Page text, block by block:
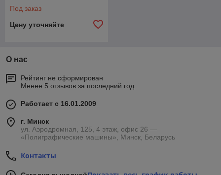
Под заказ
Цену уточняйте
О нас
Рейтинг не сформирован
Менее 5 отзывов за последний год
Работает с 16.01.2009
г. Минск
ул. Аэродромная, 125, 4 этаж, офис 26 —
«Полиграфические машины», Минск, Беларусь
Контакты